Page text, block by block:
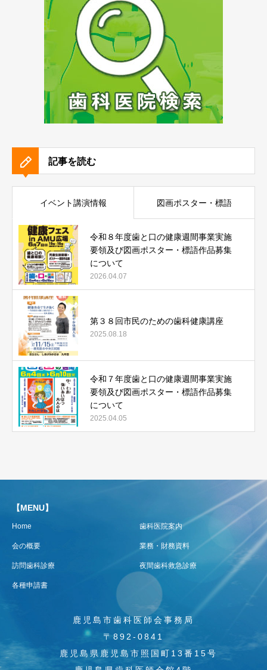
記事を読む
イベント講演情報 図画ポスター・標語
令和８年度歯と口の健康週間事業実施
要領及び図画ポスター・標語作品募集
について
2026.04.07
第３８回市民のための歯科健康講座
2025.08.18
令和７年度歯と口の健康週間事業実施
要領及び図画ポスター・標語作品募集
について
2025.04.05
【MENU】
Home 歯科医院案内
会の概要 業務・財務資料
訪問歯科診療 夜間歯科救急診療
各種申請書
鹿児島市歯科医師会事務局
〒892-0841
鹿児島県鹿児島市照国町13番15号